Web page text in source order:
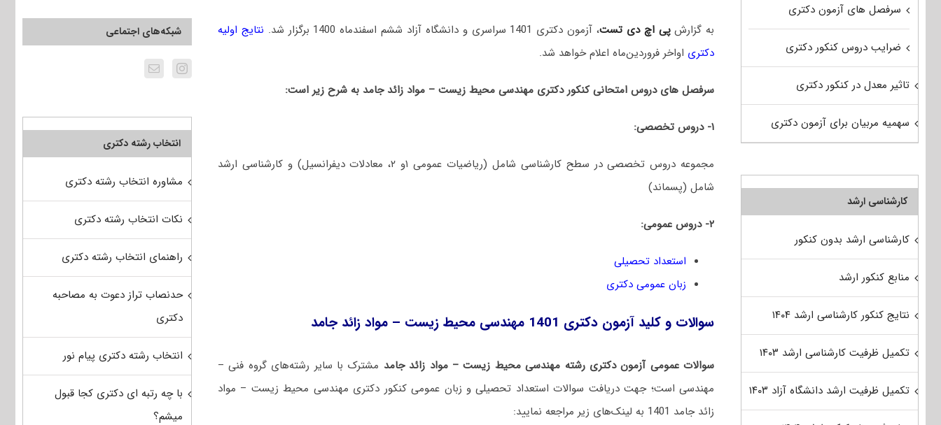
به گزارشپی اچ دی تست، آزمون دکتری 1401 سراسری و دانشگاه آزاد ششم اسفندماه 1400 برگزار شد.
نتایج اولیه
دکتری اواخر فروردین‌ماه اعلام خواهد شد.
سرفصل های دروس امتحانی کنکور دکتری مهندسی محیط‌ زیست – مواد زائد جامد به شرح زیر است:
۱- دروس تخصصی:
مجموعه دروس تخصصی در سطح کارشناسی شامل (ریاضیات عمومی ۱و ۲، معادلات دیفرانسیل) و کارشناسی ارشد
شامل (پسماند)
۲- دروس عمومی:
استعداد تحصیلی
زبان عمومی دکتری
سوالات و کلید آزمون دکتری 1401 مهندسی محیط‌ زیست – مواد زائد جامد
سوالات عمومی آزمون دکتری رشته مهندسی محیط‌ زیست – مواد زائد جامد مشترک با سایر رشته‌های گروه فنی –
مهندسی است؛ جهت دریافت سوالات استعداد تحصیلی و زبان عمومی کنکور دکتری مهندسی محیط‌ زیست – مواد
زائد جامد 1401 به لینک‌های زیر مراجعه نمایید:
شبکه‌های اجتماعی
انتخاب رشته دکتری
مشاوره انتخاب رشته دکتری
نکات انتخاب رشته دکتری
راهنمای انتخاب رشته دکتری
حدنصاب تراز دعوت به مصاحبه
دکتری
انتخاب رشته دکتری پیام نور
با چه رتبه ای دکتری کجا قبول
میشم؟
سرفصل های آزمون دکتری
ضرایب دروس کنکور دکتری
تاثیر معدل در کنکور دکتری
سهمیه مربیان برای آزمون دکتری
کارشناسی ارشد
کارشناسی ارشد بدون کنکور
منابع کنکور ارشد
نتایج کنکور کارشناسی ارشد ۱۴۰۴
تکمیل ظرفیت کارشناسی ارشد ۱۴۰۳
تکمیل ظرفیت ارشد دانشگاه آزاد ۱۴۰۳